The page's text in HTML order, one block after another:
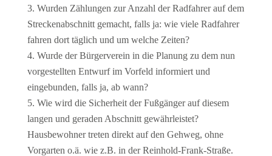
Wurden Zählungen zur Anzahl der Radfahrer auf dem
Streckenabschnitt gemacht, falls ja: wie viele Radfahrer
fahren dort täglich und um welche Zeiten?
Wurde der Bürgerverein in die Planung zu dem nun
vorgestellten Entwurf im Vorfeld informiert und
eingebunden, falls ja, ab wann?
Wie wird die Sicherheit der Fußgänger auf diesem
langen und geraden Abschnitt gewährleistet?
Hausbewohner treten direkt auf den Gehweg, ohne
Vorgarten o.ä. wie z.B. in der Reinhold-Frank-Straße.